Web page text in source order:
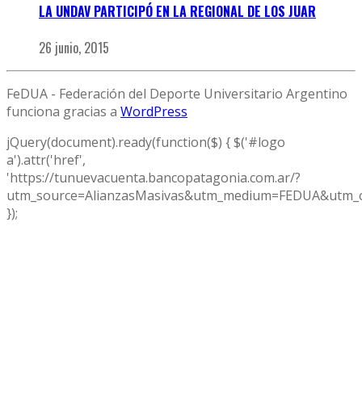
LA UNDAV PARTICIPÓ EN LA REGIONAL DE LOS JUAR
26 junio, 2015
FeDUA - Federación del Deporte Universitario Argentino
funciona gracias a WordPress
jQuery(document).ready(function($) { $('#logo
a').attr('href',
'https://tunuevacuenta.bancopatagonia.com.ar/?
});